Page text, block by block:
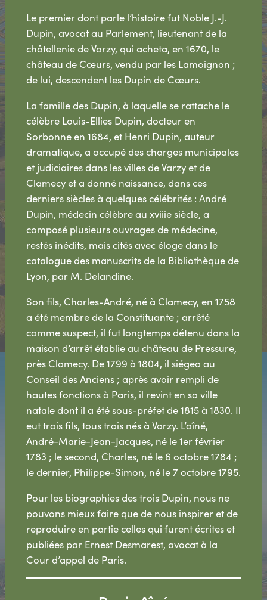
Le premier dont parle l’histoire fut Noble J.-J.
Dupin, avocat au Parlement, lieutenant de la
châtellenie de Varzy, qui acheta, en 1670, le
château de Cœurs, vendu par les Lamoignon ;
de lui, descendent les Dupin de Cœurs.
La famille des Dupin, à laquelle se rattache le
célèbre Louis-Ellies Dupin, docteur en
Sorbonne en 1684, et Henri Dupin, auteur
dramatique, a occupé des charges municipales
et judiciaires dans les villes de Varzy et de
Clamecy et a donné naissance, dans ces
derniers siècles à quelques célébrités : André
Dupin, médecin célèbre au xviiie siècle, a
composé plusieurs ouvrages de médecine,
restés inédits, mais cités avec éloge dans le
catalogue des manuscrits de la Bibliothèque de
Lyon, par M. Delandine.
Son fils, Charles-André, né à Clamecy, en 1758
a été membre de la Constituante ; arrêté
comme suspect, il fut longtemps détenu dans la
maison d’arrêt établie au château de Pressure,
près Clamecy. De 1799 à 1804, il siégea au
Conseil des Anciens ; après avoir rempli de
hautes fonctions à Paris, il revint en sa ville
natale dont il a été sous-préfet de 1815 à 1830. Il
eut trois fils, tous trois nés à Varzy. L’aîné,
André-Marie-Jean-Jacques, né le 1er février
1783 ; le second, Charles, né le 6 octobre 1784 ;
le dernier, Philippe-Simon, né le 7 octobre 1795.
Pour les biographies des trois Dupin, nous ne
pouvons mieux faire que de nous inspirer et de
reproduire en partie celles qui furent écrites et
publiées par Ernest Desmarest, avocat à la
Cour d’appel de Paris.